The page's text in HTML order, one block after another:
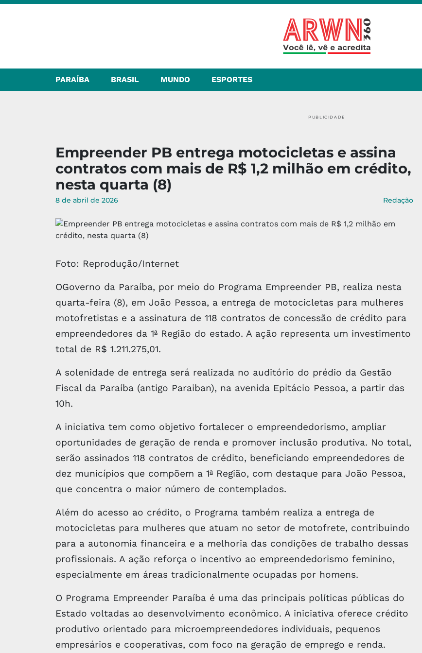
PARAÍBA BRASIL MUNDO ESPORTES
PUBLICIDADE
Empreender PB entrega motocicletas e assina
contratos com mais de R$ 1,2 milhão em crédito,
nesta quarta (8)
8 de abril de 2026 Redação
Foto: Reprodução/Internet
OGoverno da Paraíba, por meio do Programa Empreender PB, realiza nesta
quarta-feira (8), em João Pessoa, a entrega de motocicletas para mulheres
motofretistas e a assinatura de 118 contratos de concessão de crédito para
empreendedores da 1ª Região do estado. A ação representa um investimento
total de R$ 1.211.275,01.
A solenidade de entrega será realizada no auditório do prédio da Gestão
Fiscal da Paraíba (antigo Paraiban), na avenida Epitácio Pessoa, a partir das
10h.
A iniciativa tem como objetivo fortalecer o empreendedorismo, ampliar
oportunidades de geração de renda e promover inclusão produtiva. No total,
serão assinados 118 contratos de crédito, beneficiando empreendedores de
dez municípios que compõem a 1ª Região, com destaque para João Pessoa,
que concentra o maior número de contemplados.
Além do acesso ao crédito, o Programa também realiza a entrega de
motocicletas para mulheres que atuam no setor de motofrete, contribuindo
para a autonomia financeira e a melhoria das condições de trabalho dessas
profissionais. A ação reforça o incentivo ao empreendedorismo feminino,
especialmente em áreas tradicionalmente ocupadas por homens.
O Programa Empreender Paraíba é uma das principais políticas públicas do
Estado voltadas ao desenvolvimento econômico. A iniciativa oferece crédito
produtivo orientado para microempreendedores individuais, pequenos
empresários e cooperativas, com foco na geração de emprego e renda.